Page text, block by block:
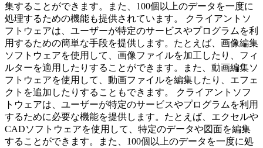
集することができます。また、100個以上のデータを一度に
処理するための機能も提供されています。 クライアントソ
フトウェアは、ユーザーが特定のサービスやプログラムを利
用するための簡単な手段を提供します。たとえば、画像編集
ソフトウェアを使用して、画像ファイルを加工したり、フィ
ルターを適用したりすることができます。また、動画編集ソ
フトウェアを使用して、動画ファイルを編集したり、エフェ
クトを追加したりすることもできます。 クライアントソフ
トウェアは、ユーザーが特定のサービスやプログラムを利用
するために必要な機能を提供します。たとえば、エクセルや
CADソフトウェアを使用して、特定のデータや図面を編集
することができます。また、100個以上のデータを一度に処